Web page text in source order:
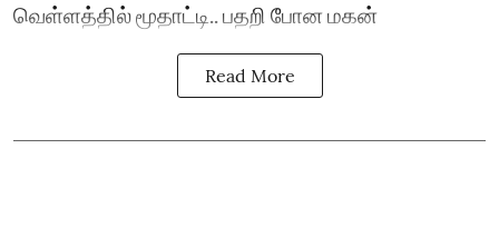
வெள்ளத்தில் மூதாட்டி.. பதறி போன மகன்
Read More